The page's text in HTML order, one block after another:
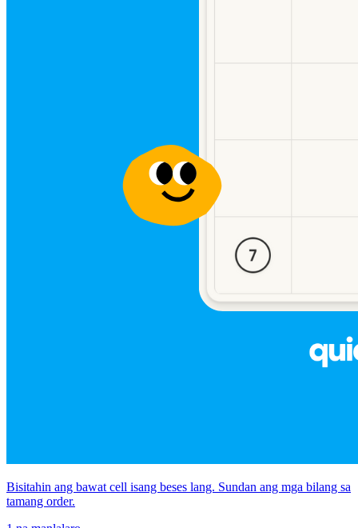
Bisitahin ang bawat cell isang beses lang. Sundan ang mga bilang sa
tamang order.